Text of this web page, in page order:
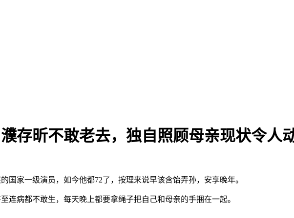
存昕不敢老去，独自照顾母亲现状令人
国家一级演员，如今他都72了，按理来说早该含饴弄孙，安享晚年。
连病都不敢生，每天晚上都要拿绳子把自己和母亲的手捆在一起。